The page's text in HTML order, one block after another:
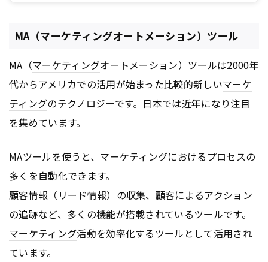
MA（マーケティングオートメーション）ツール
MA（マーケティングオートメーション）ツールは2000年
代からアメリカでの活用が始まった比較的新しいマーケ
ティングのテクノロジーです。日本では近年になり注目
を集めています。
MAツールを使うと、 マーケティングにおけるプロセスの
多くを自動化できます。
顧客情報（リード情報）の収集、顧客によるアクション
の追跡など、多くの機能が搭載されているツールです。
マーケティング活動を効率化するツールとして活用され
ています。